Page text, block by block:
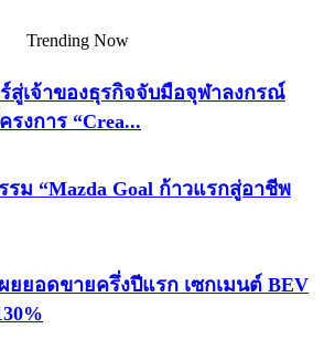
Trending Now
สู่เจ้าของธุรกิจจับมือจุฬาลงกรณ์
งการ “Crea...
ม “Mazda Goal ก้าวแรกสู่อาชีพ
ผยยอดขายครึ่งปีแรก เซกเมนต์ BEV